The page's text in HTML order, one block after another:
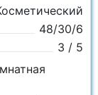
48/30/6
3 / 5